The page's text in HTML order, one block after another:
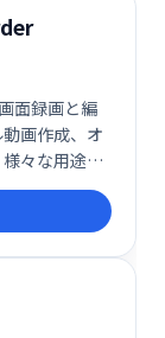
面録画と編
画作成、オ
々な用途に
画や音声追
直感的な操
す。企業で